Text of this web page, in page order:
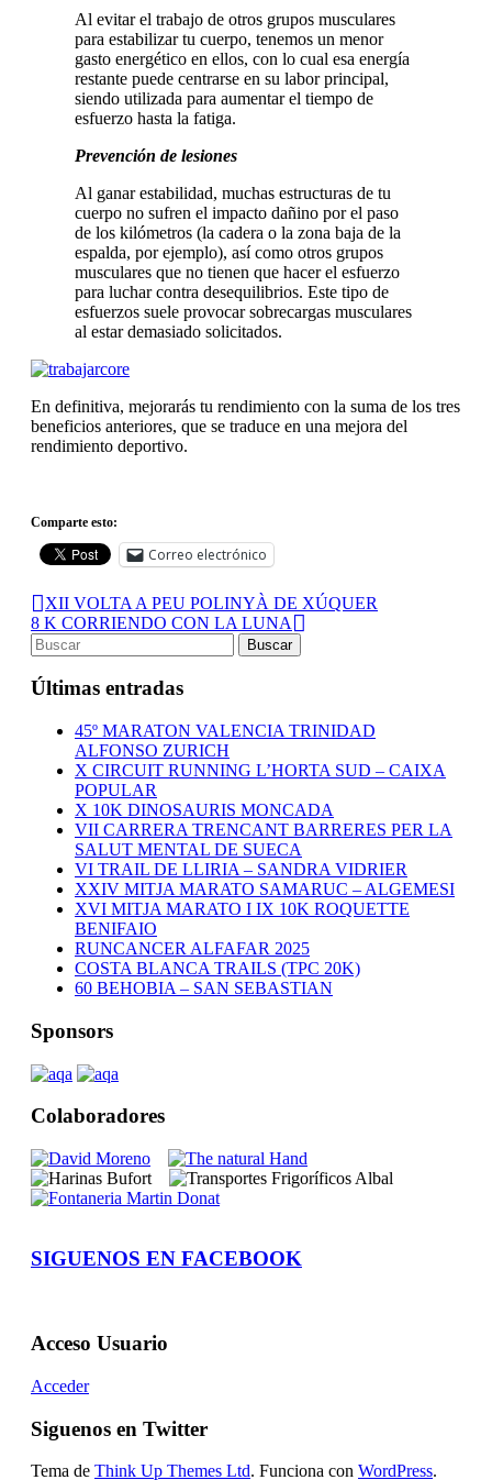
Al evitar el trabajo de otros grupos musculares
para estabilizar tu cuerpo, tenemos un menor
gasto energético en ellos, con lo cual esa energía
restante puede centrarse en su labor principal,
siendo utilizada para aumentar el tiempo de
esfuerzo hasta la fatiga.
Prevención de lesiones
Al ganar estabilidad, muchas estructuras de tu
cuerpo no sufren el impacto dañino por el paso
de los kilómetros (la cadera o la zona baja de la
espalda, por ejemplo), así como otros grupos
musculares que no tienen que hacer el esfuerzo
para luchar contra desequilibrios. Este tipo de
esfuerzos suele provocar sobrecargas musculares
al estar demasiado solicitados.
En definitiva, mejorarás tu rendimiento con la suma de los tres
beneficios anteriores, que se traduce en una mejora del
rendimiento deportivo.
Comparte esto:
Correo electrónico
XII VOLTA A PEU POLINYÀ DE XÚQUER
8 K CORRIENDO CON LA LUNA
Últimas entradas
45º MARATON VALENCIA TRINIDAD
ALFONSO ZURICH
X CIRCUIT RUNNING L’HORTA SUD – CAIXA
POPULAR
X 10K DINOSAURIS MONCADA
VII CARRERA TRENCANT BARRERES PER LA
SALUT MENTAL DE SUECA
VI TRAIL DE LLIRIA – SANDRA VIDRIER
XXIV MITJA MARATO SAMARUC – ALGEMESI
XVI MITJA MARATO I IX 10K ROQUETTE
BENIFAIO
RUNCANCER ALFAFAR 2025
COSTA BLANCA TRAILS (TPC 20K)
60 BEHOBIA – SAN SEBASTIAN
Sponsors
Colaboradores
SIGUENOS EN FACEBOOK
Acceso Usuario
Acceder
Siguenos en Twitter
Tema de Think Up Themes Ltd. Funciona con WordPress.